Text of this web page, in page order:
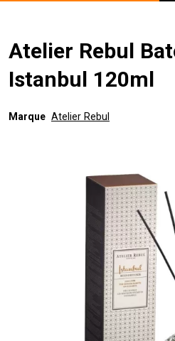
Atelier Rebul
Istanbul 120ml
Marque Atelier Rebul